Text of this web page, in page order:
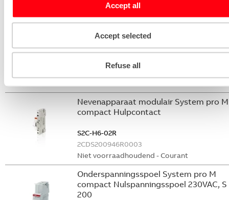
Accept all
Accept selected
Refuse all
Niet voorraadhoudend - Courant
compact Hulpcontact 2M
S2C-H20L
Nevenapparaat modulair System pro M
compact Hulpcontact
S2C-H6-02R
2CDS200946R0003
Niet voorraadhoudend - Courant
Onderspanningsspoel System pro M
compact Nulspanningsspoel 230VAC, S
200